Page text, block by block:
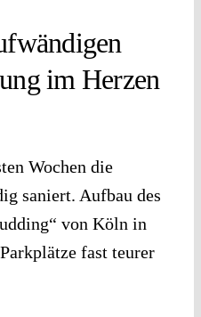
im Herzen
Wochen die
saniert. Aufbau des
von Köln in
fast teurer